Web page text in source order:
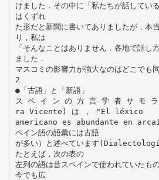
けました．その中に「私たちが話してい
はくずれ
た形だと新聞に書いてありましたが，本
り，私は
「そんなことはありません．各地で話し
ました．
マスコミの影響力が強大なのはどこでも
2
●「古語」と「新語」
ス ペ イ ン の 方 言 学 者 サ モ
ra Vicente) は ， "El léxico
americano es abundante en
ペイン語の語彙には古語
が多い）と述べています
たとえば，次の表の
左列の語は昔スペインで使われていたも
今でも広